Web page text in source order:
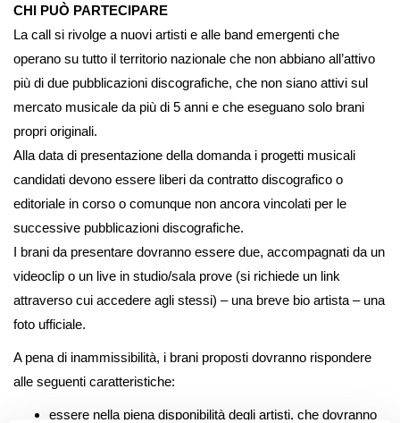
CHI PUÒ PARTECIPARE
La call si rivolge a nuovi artisti e alle band emergenti che
operano su tutto il territorio nazionale che non abbiano all’attivo
più di due pubblicazioni discografiche, che non siano attivi sul
mercato musicale da più di 5 anni e che eseguano solo brani
propri originali.
Alla data di presentazione della domanda i progetti musicali
candidati devono essere liberi da contratto discografico o
editoriale in corso o comunque non ancora vincolati per le
successive pubblicazioni discografiche.
I brani da presentare dovranno essere due, accompagnati da un
videoclip o un live in studio/sala prove (si richiede un link
attraverso cui accedere agli stessi) – una breve bio artista – una
foto ufficiale.
A pena di inammissibilità, i brani proposti dovranno rispondere
alle seguenti caratteristiche:
essere nella piena disponibilità degli artisti, che dovranno